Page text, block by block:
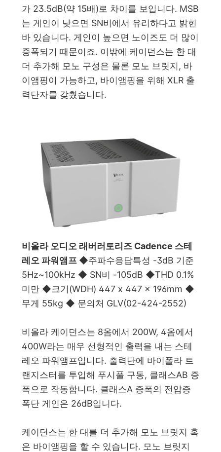
가 23.5dB(약 15배)로 차이를 보입니다. MSB
는 게인이 낮으면 SN비에서 유리하다고 밝힌
바 있습니다. 게인이 높으면 노이즈도 더 많이
증폭되기 때문이죠. 이밖에 케이던스는 한 대
더 추가해 모노 구성은 물론 모노 브릿지, 바
이앰핑이 가능하고, 바이앰핑을 위해 XLR 출
력단자를 갖췄습니다.
비올라 오디오 래버러토리즈 Cadence 스테
레오 파워앰프 ◆주파수응답특성 -3dB 기준
5Hz~100kHz ◆ SN비 -105dB ◆THD 0.1%
미만 ◆크기(WDH) 447 x 447 x 196mm ◆
무게 55kg ◆ 문의처 GLV(02-424-2552)
비올라 케이던스는 8옴에서 200W, 4옴에서
400W라는 매우 선형적인 출력을 내는 스테
레오 파워앰프입니다. 출력단에 바이폴라 트
랜지스터를 투입해 푸시풀 구동, 클래스AB 증
폭으로 작동합니다. 클래스A 증폭의 전압증
폭단 게인은 26dB입니다.
케이던스는 한 대를 더 추가해 모노 브릿지 혹
은 바이앰핑을 할 수 있습니다. 모노 브릿지